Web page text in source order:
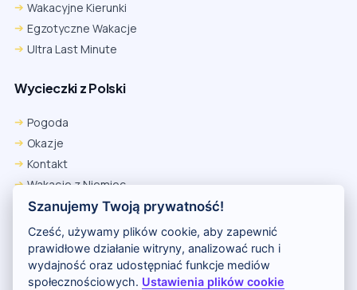
Wakacyjne Kierunki
Egzotyczne Wakacje
Ultra Last Minute
Wycieczki z Polski
Pogoda
Okazje
Kontakt
Wakacje z Niemiec
Polityka Prywatności
Wakacje w Egipcie
Rankingi hoteli
Szanujemy Twoją prywatność!
Cześć, używamy plików cookie, aby zapewnić
prawidłowe działanie witryny, analizować ruch i
wydajność oraz udostępniać funkcje mediów
społecznościowych. Ustawienia plików cookie